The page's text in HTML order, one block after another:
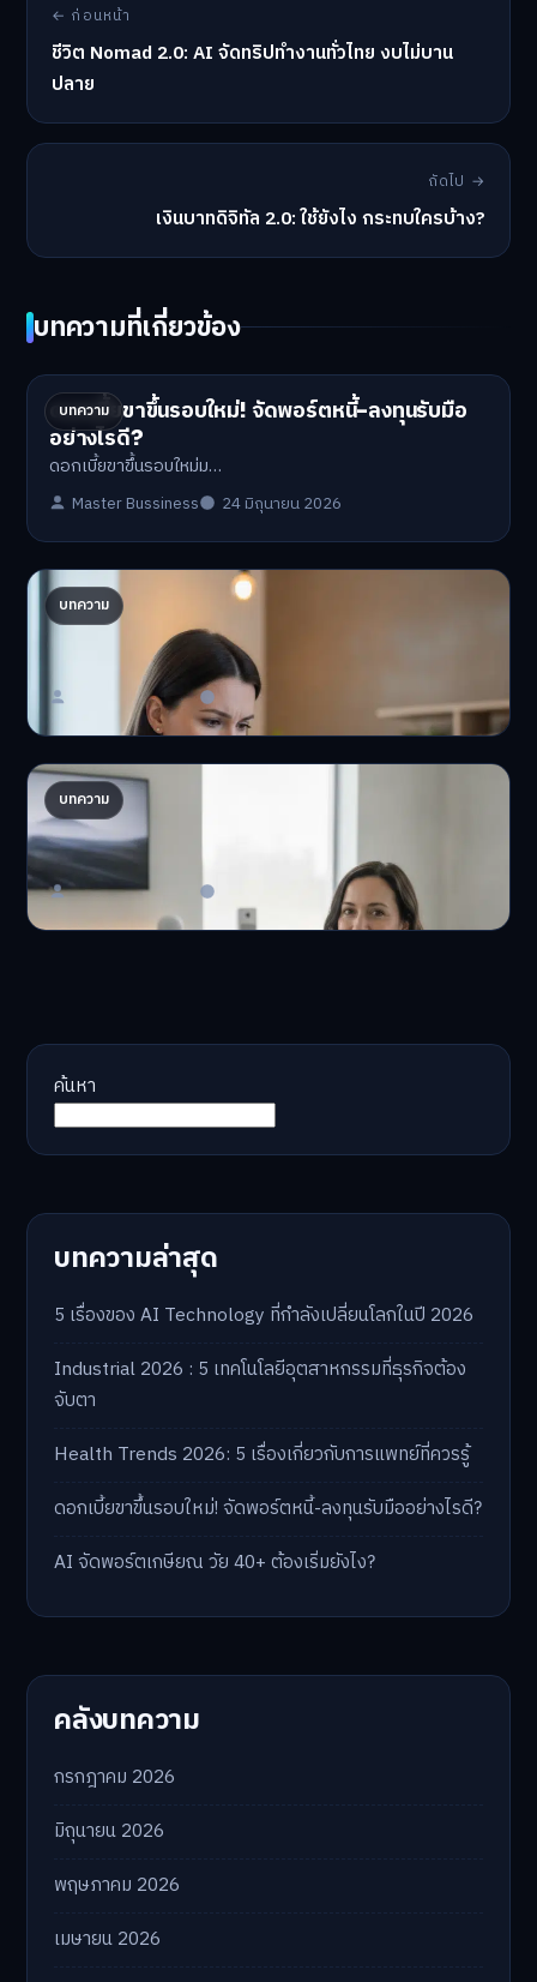
← ก่อนหน้า
ชีวิต Nomad 2.0: AI จัดทริปทำงานทั่วไทย งบไม่บาน
ปลาย
ถัดไป →
เงินบาทดิจิทัล 2.0: ใช้ยังไง กระทบใครบ้าง?
บทความที่เกี่ยวข้อง
บทความ
ดอกเบี้ยขาขึ้นรอบใหม่! จัดพอร์ตหนี้-ลงทุนรับมือ
อย่างไรดี?
ดอกเบี้ยขาขึ้นรอบใหม่ม…
Master Bussiness 24 มิถุนายน 2026
บทความ
ปรับพอร์ตรับ ‘เงินดิจิทัล 2.0’ จัดสรรงบอย่างไรไม่
ให้พัง
'เงินดิจิทัล 2.0' มาแล…
Master Bussiness 23 มิถุนายน 2026
บทความ
AI จัดพอร์ตให้ปัง! เทรนด์ลงทุนยุคใหม่ ไม่ต้องเฝ้า
จอ
AI จัดพอร์ตให้ปัง! หมด…
Master Bussiness 23 มิถุนายน 2026
ค้นหา
บทความล่าสุด
5 เรื่องของ AI Technology ที่กำลังเปลี่ยนโลกในปี 2026
Industrial 2026 : 5 เทคโนโลยีอุตสาหกรรมที่ธุรกิจต้อง
จับตา
Health Trends 2026: 5 เรื่องเกี่ยวกับการแพทย์ที่ควรรู้
ดอกเบี้ยขาขึ้นรอบใหม่! จัดพอร์ตหนี้-ลงทุนรับมืออย่างไรดี?
AI จัดพอร์ตเกษียณ วัย 40+ ต้องเริ่มยังไง?
คลังบทความ
กรกฎาคม 2026
มิถุนายน 2026
พฤษภาคม 2026
เมษายน 2026